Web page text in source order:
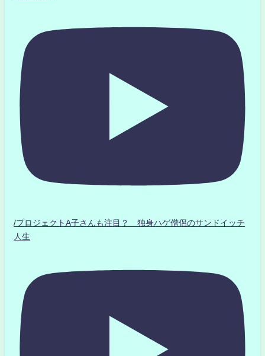
/プロジェクトA子さんも注目？ 独身ハゲ僧侶のサンドイッチ
人生